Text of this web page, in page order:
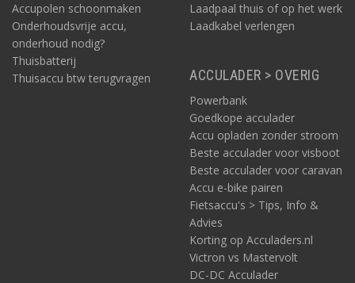
Accupolen schoonmaken
Onderhoudsvrije accu,
onderhoud nodig?
Thuisbatterij
Thuisaccu btw terugvragen
Laadpaal thuis of op het werk
Laadkabel verlengen
ACCULADER > OVERIG
Powerbank
Goedkope acculader
Accu opladen zonder stroom
Beste acculader voor visboot
Beste acculader voor caravan
Accu e-bike pairen
Fietsaccu's > Tips, Info &
Advies
Korting op Acculaders.nl
Victron vs Mastervolt
DC-DC Acculader